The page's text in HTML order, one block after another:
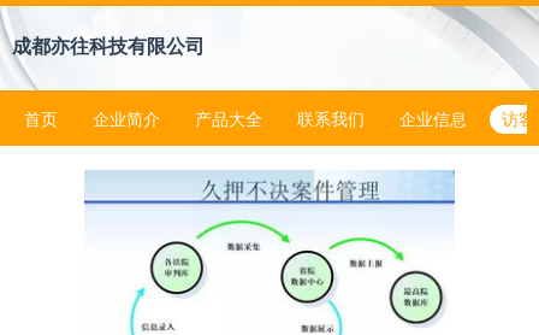
成都亦往科技有限公司
首页 企业简介 产品大全 联系我们 企业信息 访客